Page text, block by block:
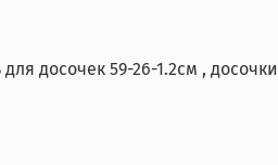
досочек 59-26-1.2см , досочки